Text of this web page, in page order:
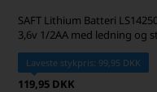
SAFT Lithium Batteri LS14250
3,6v 1/2AA med ledning og
Laveste stykpris: 99,95 DKK
119,95 DKK